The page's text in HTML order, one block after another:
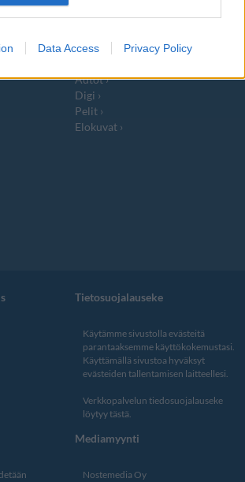
Data Access Privacy Policy
Viihde
Viihdeuutiset
Autot
Digi
Pelit
Elokuvat
Tietosuojalauseke
Käytämme sivustolla evästeitä
parantaaksemme käyttökokemustasi.
Käyttämällä sivustoa hyväksyt
evästeiden tallentamisen laitteellesi.
Verkkopalvelun tiedosuojalauseke
löytyy tästä.
Mediamyynti
Nostemedia Oy